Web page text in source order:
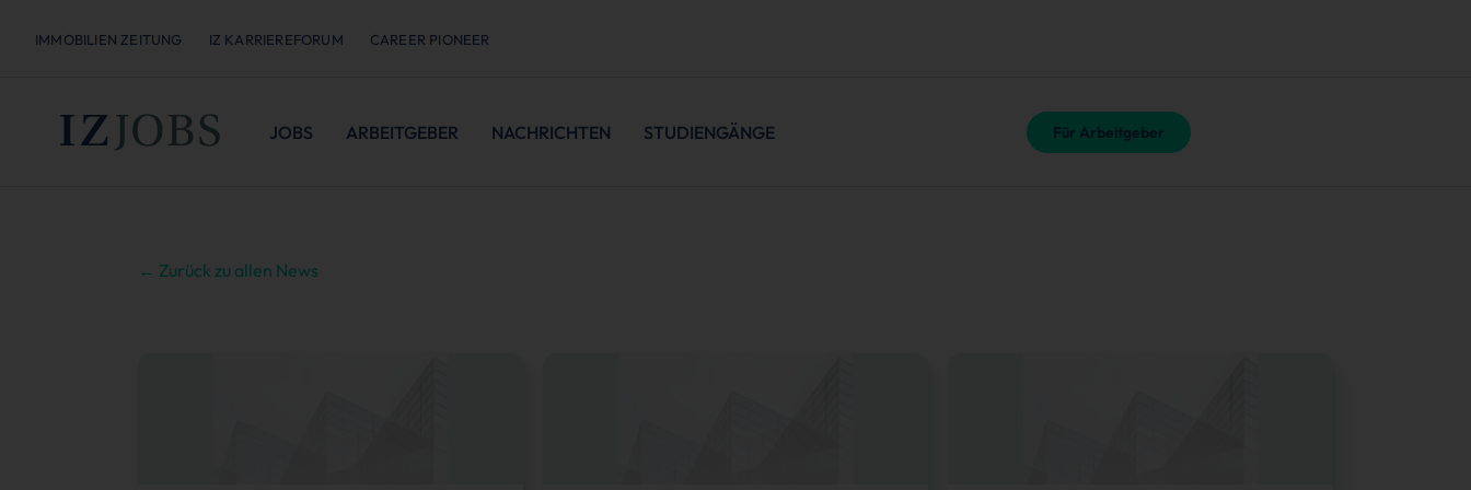
IMMOBILIEN ZEITUNG IZ KARRIEREFORUM CAREER PIONEER
JOBS ARBEITGEBER NACHRICHTEN STUDIENGÄNGE Für Arbeitgeber
← Zurück zu allen News